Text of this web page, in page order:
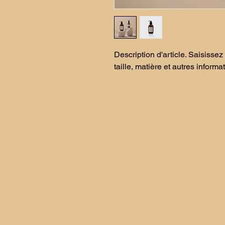
Description d'article.
taille, matière et autres